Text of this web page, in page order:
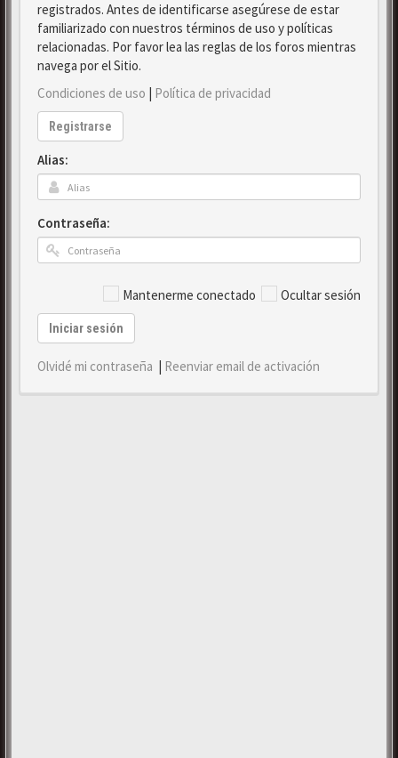
registrados. Antes de identificarse asegúrese de estar
familiarizado con nuestros términos de uso y políticas
relacionadas. Por favor lea las reglas de los foros mientras
navega por el Sitio.
Condiciones de uso | Política de privacidad
Registrarse
Alias:
Contraseña:
Mantenerme conectado Ocultar sesión
Iniciar sesión
Olvidé mi contraseña | Reenviar email de activación